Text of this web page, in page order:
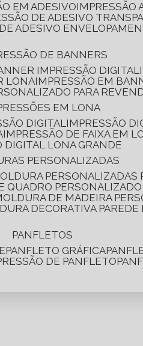
EM ADESIVO IMPRESSÃO
DE ADESIVO
ADESIVO
DE BANNERS
IMPRESSÃO DIGITAL
LONA IMPRESSÃO EM
PARA
EM LONA
DIGITAL IMPRESSÃO
IMPRESSÃO DE FAIXA EM
DIGITAL LONA GRANDE
PERSONALIZADAS
MOLDURA PERSONALIZADAS
QUADRO
DE MADEIRA
DECORATIVA
PANFLETOS
PANFLETO GRÁFICA
DE PANFLETO